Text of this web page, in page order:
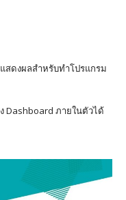
สดงผลสำหรับทำโปรแกรม
Dashboard ภายในตัวได้